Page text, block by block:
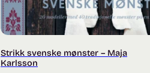
Strikk svenske mønster – Maja
Karlsson